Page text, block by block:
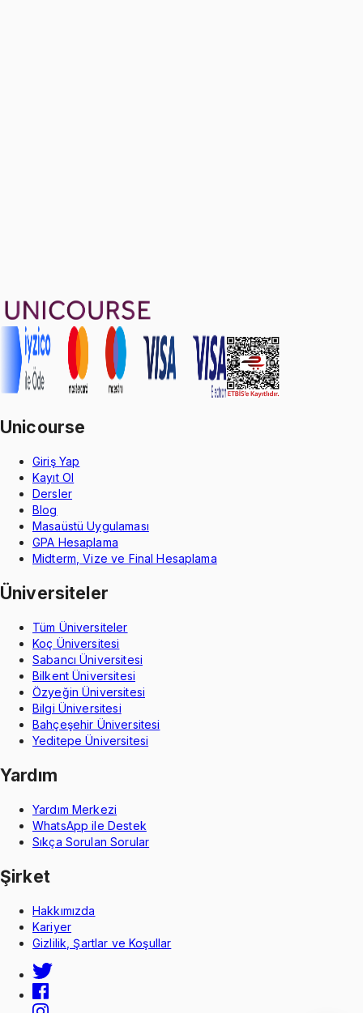
Unicourse
Giriş Yap
Kayıt Ol
Dersler
Blog
Masaüstü Uygulaması
GPA Hesaplama
Midterm, Vize ve Final Hesaplama
Üniversiteler
Tüm Üniversiteler
Koç Üniversitesi
Sabancı Üniversitesi
Bilkent Üniversitesi
Özyeğin Üniversitesi
Bilgi Üniversitesi
Bahçeşehir Üniversitesi
Yeditepe Üniversitesi
Yardım
Yardım Merkezi
WhatsApp ile Destek
Sıkça Sorulan Sorular
Şirket
Hakkımızda
Kariyer
Gizlilik, Şartlar ve Koşullar